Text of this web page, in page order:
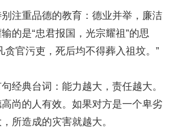
注重品德的教育：德业并举，廉洁
的是“忠君报国，光宗耀祖”的思
贪官污吏，死后均不得葬入祖坟。”
经典台词：能力越大，责任越大。
尚的人有效。如果对方是一个卑劣
所造成的灾害就越大。